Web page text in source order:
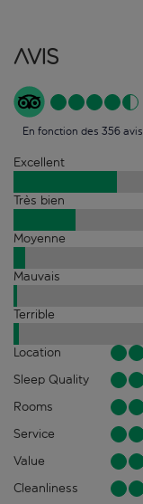
Avis
En fonction des 356 avis
Excellent
Très bien
Moyenne
Mauvais
Terrible
Location
Sleep Quality
Rooms
Service
Value
Cleanliness